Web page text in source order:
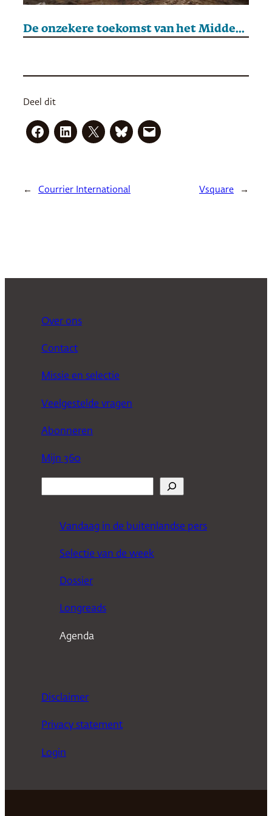
De onzekere toekomst van het Midden-Oosten
Deel dit
← Courrier International Vsquare →
Over ons
Contact
Missie en selectie
Veelgestelde vragen
Abonneren
Mijn 360
Vandaag in de buitenlandse pers
Selectie van de week
Dossier
Longreads
Agenda
Disclaimer
Privacy statement
Login